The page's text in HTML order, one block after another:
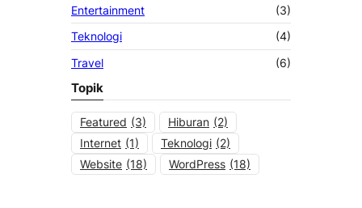
Entertainment
(3)
Teknologi
(4)
Travel
(6)
Topik
Featured (3) Hiburan (2)
Internet (1) Teknologi (2)
Website (18) WordPress (18)